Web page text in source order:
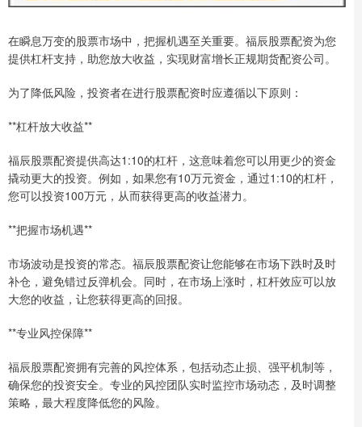
在瞬息万变的股票市场中，把握机遇至关重要。福辰股票配资为您
提供杠杆支持，助您放大收益，实现财富增长正规期货配资公司。
为了降低风险，投资者在进行股票配资时应遵循以下原则：
**杠杆放大收益**
福辰股票配资提供高达1:10的杠杆，这意味着您可以用更少的资金
撬动更大的投资。例如，如果您有10万元资金，通过1:10的杠杆，
您可以投资100万元，从而获得更高的收益潜力。
**把握市场机遇**
市场波动是投资的常态。福辰股票配资让您能够在市场下跌时及时
补仓，避免错过反弹机会。同时，在市场上涨时，杠杆效应可以放
大您的收益，让您获得更高的回报。
**专业风控保障**
福辰股票配资拥有完善的风控体系，包括动态止损、强平机制等，
确保您的投资安全。专业的风控团队实时监控市场动态，及时调整
策略，最大程度降低您的风险。